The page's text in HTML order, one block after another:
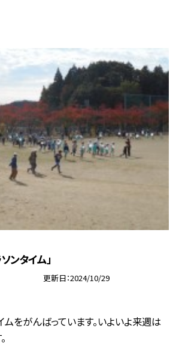
ンタイム」
更新日 2024/10/29
ムをがんばっています。いよいよ来週は